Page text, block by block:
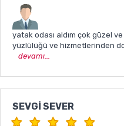
yatak odası aldım çok güzel
yüzlülüğü ve hizmetlerinden
devamı...
SEVGI SEVER